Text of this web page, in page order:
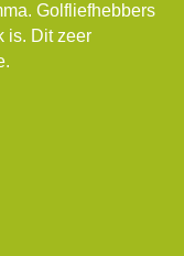
Golfliefhebbers
is. Dit zeer